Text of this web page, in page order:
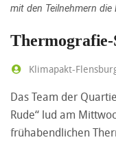
mit den Teilnehmern
Thermografie-
Klimapakt-
Das Team der
Rude“ lud am
frühabendlichen